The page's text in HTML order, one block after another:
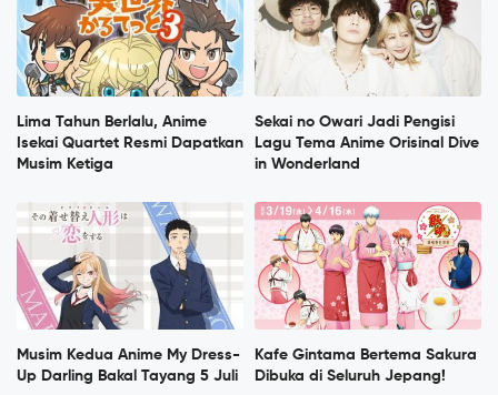
Lima Tahun Berlalu, Anime
Isekai Quartet Resmi Dapatkan
Musim Ketiga
Sekai no Owari Jadi Pengisi
Lagu Tema Anime Orisinal Dive
in Wonderland
Musim Kedua Anime My Dress-
Up Darling Bakal Tayang 5 Juli
Kafe Gintama Bertema Sakura
Dibuka di Seluruh Jepang!